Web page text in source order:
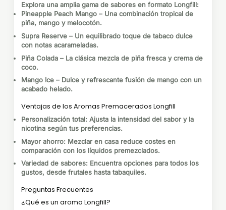
Explora una amplia gama de sabores en formato Longfill:
Pineapple Peach Mango – Una combinación tropical de
piña, mango y melocotón.
Supra Reserve – Un equilibrado toque de tabaco dulce
con notas acarameladas.
Piña Colada – La clásica mezcla de piña fresca y crema de
coco.
Mango Ice – Dulce y refrescante fusión de mango con un
acabado helado.
Ventajas de los Aromas Premacerados Longfill
Personalización total: Ajusta la intensidad del sabor y la
nicotina según tus preferencias.
Mayor ahorro: Mezclar en casa reduce costes en
comparación con los líquidos premezclados.
Variedad de sabores: Encuentra opciones para todos los
gustos, desde frutales hasta tabaquiles.
Preguntas Frecuentes
¿Qué es un aroma Longfill?